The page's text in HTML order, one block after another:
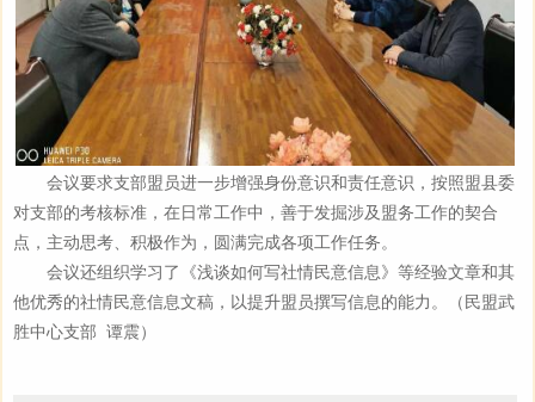
会议要求支部盟员进一步增强身份意识和责任意识，按照盟县委
对支部的考核标准，在日常工作中，善于发掘涉及盟务工作的契合
点，主动思考、积极作为，圆满完成各项工作任务。
会议还组织学习了《浅谈如何写社情民意信息》等经验文章和其
他优秀的社情民意信息文稿，以提升盟员撰写信息的能力。（民盟武
胜中心支部 谭震）